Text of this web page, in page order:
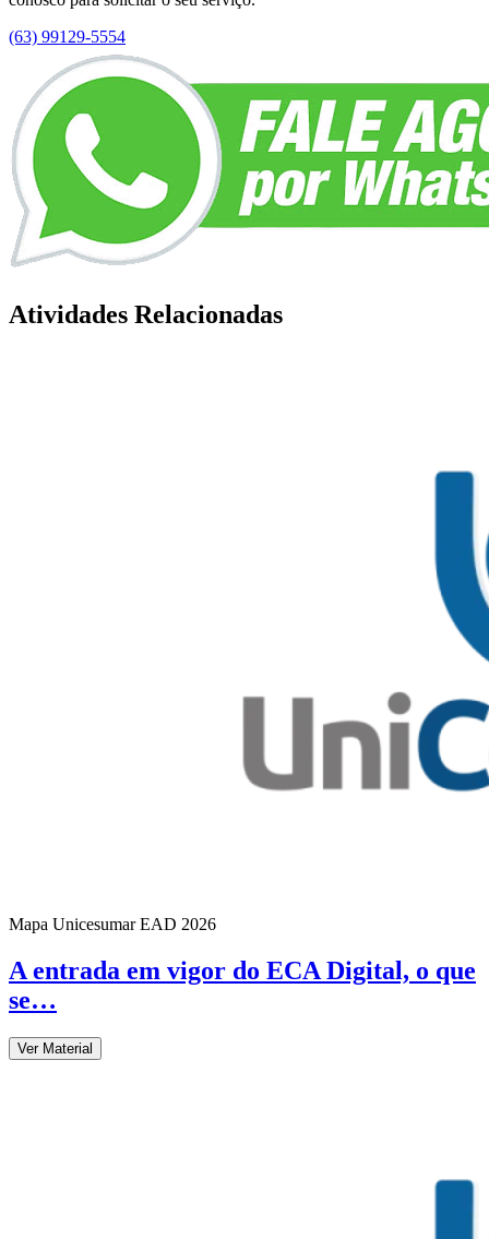
(63) 99129-5554
Atividades Relacionadas
Mapa Unicesumar EAD 2026
A entrada em vigor do ECA Digital, o que
se…
Ver Material